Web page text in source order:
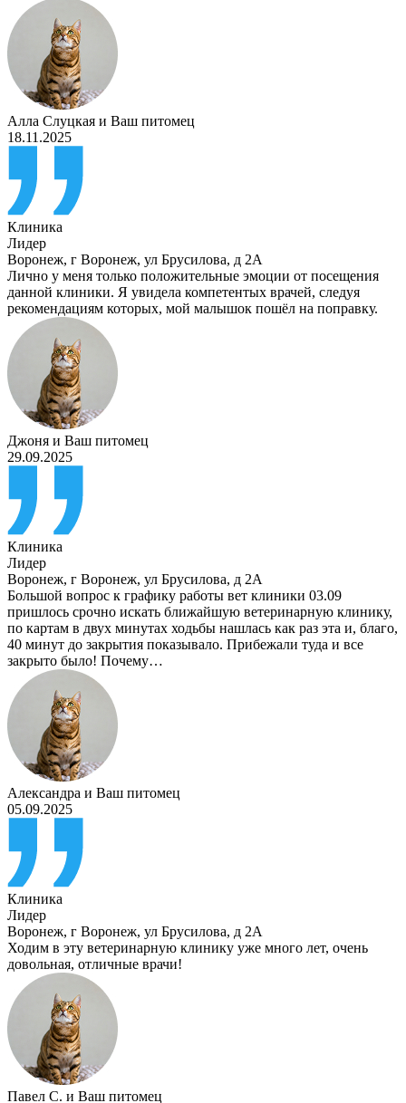
Алла Слуцкая и Ваш питомец
18.11.2025
Клиника
Лидер
Воронеж, г Воронеж, ул Брусилова, д 2А
Лично у меня только положительные эмоции от посещения
данной клиники. Я увидела компетентых врачей, следуя
рекомендациям которых, мой малышок пошёл на поправку.
Джоня и Ваш питомец
29.09.2025
Клиника
Лидер
Воронеж, г Воронеж, ул Брусилова, д 2А
Большой вопрос к графику работы вет клиники 03.09
пришлось срочно искать ближайшую ветеринарную клинику,
по картам в двух минутах ходьбы нашлась как раз эта и, благо,
40 минут до закрытия показывало. Прибежали туда и все
закрыто было! Почему…
Александра и Ваш питомец
05.09.2025
Клиника
Лидер
Воронеж, г Воронеж, ул Брусилова, д 2А
Ходим в эту ветеринарную клинику уже много лет, очень
довольная, отличные врачи!
Павел С. и Ваш питомец